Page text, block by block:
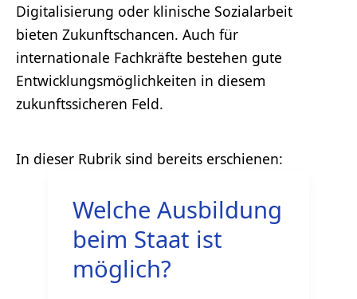
Digitalisierung oder klinische Sozialarbeit
bieten Zukunftschancen. Auch für
internationale Fachkräfte bestehen gute
Entwicklungsmöglichkeiten in diesem
zukunftssicheren Feld.
Welche Ausbildung
beim Staat ist
möglich?